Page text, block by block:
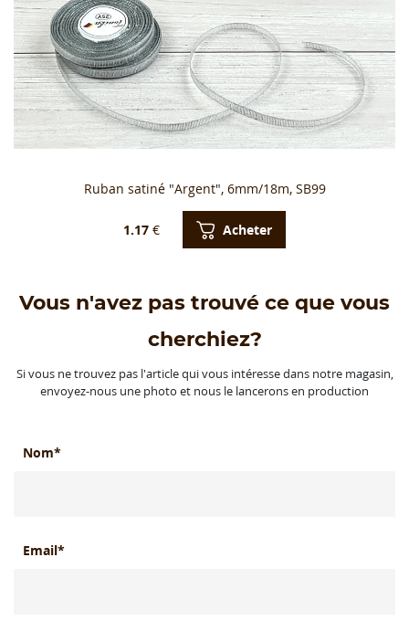
Ruban satiné "Argent", 6mm/18m, SB99
1.17 € Acheter
Vous n'avez pas trouvé ce que vous
cherchiez?
Si vous ne trouvez pas l'article qui vous intéresse dans notre magasin,
envoyez-nous une photo et nous le lancerons en production
Nom*
Email*